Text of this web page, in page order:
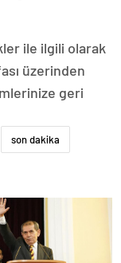
ile ilgili olarak
üzerinden
geri
son dakika